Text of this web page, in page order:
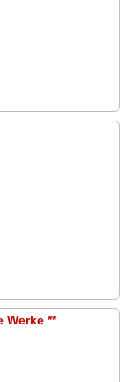
Werke **